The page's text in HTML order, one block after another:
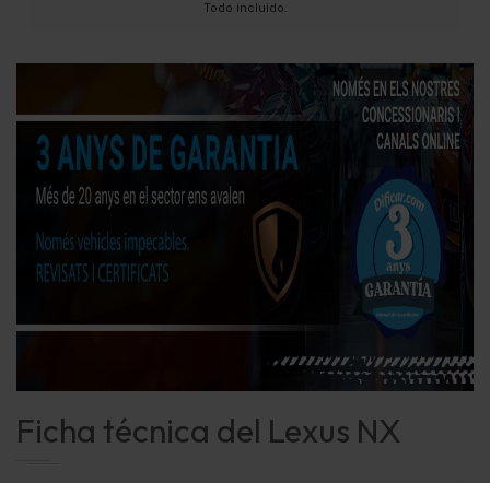
Ficha técnica del Lexus NX
Todo incluido.